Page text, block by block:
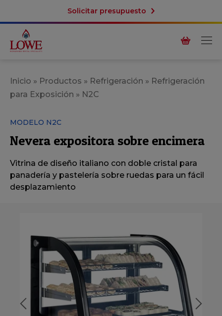
Solicitar presupuesto
Inicio » Productos » Refrigeración » Refrigeración
para Exposición » N2C
MODELO N2C
Nevera expositora sobre encimera
Vitrina de diseño italiano con doble cristal para
panaderí­a y pastelerí­a sobre ruedas para un fácil
desplazamiento